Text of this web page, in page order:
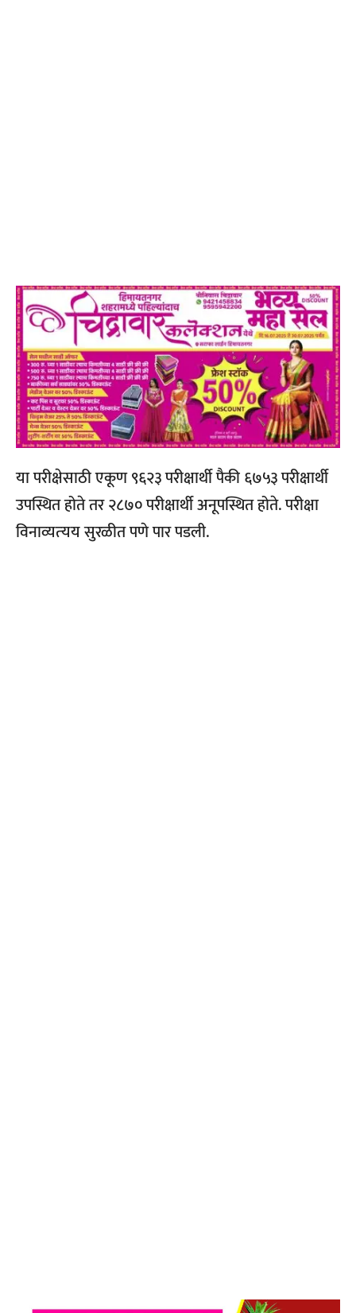
या परीक्षेसाठी एकूण ९६२३ परीक्षार्थी पैकी ६७५३ परीक्षार्थी
उपस्थित होते तर २८७० परीक्षार्थी अनूपस्थित होते. परीक्षा
विनाव्‍यत्‍यय सुरळीत पणे पार पडली.